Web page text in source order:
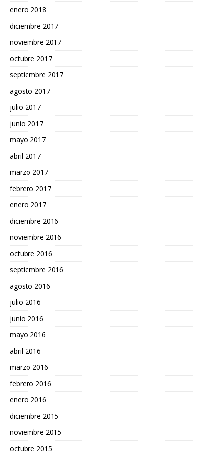
enero 2018
diciembre 2017
noviembre 2017
octubre 2017
septiembre 2017
agosto 2017
julio 2017
junio 2017
mayo 2017
abril 2017
marzo 2017
febrero 2017
enero 2017
diciembre 2016
noviembre 2016
octubre 2016
septiembre 2016
agosto 2016
julio 2016
junio 2016
mayo 2016
abril 2016
marzo 2016
febrero 2016
enero 2016
diciembre 2015
noviembre 2015
octubre 2015